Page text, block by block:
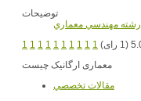
توضیحات
رشته مهندسي معماري
1 1 1 1 1 1 1 1 1 1
معماری ارگانیک چیست
مقالات تخصصي